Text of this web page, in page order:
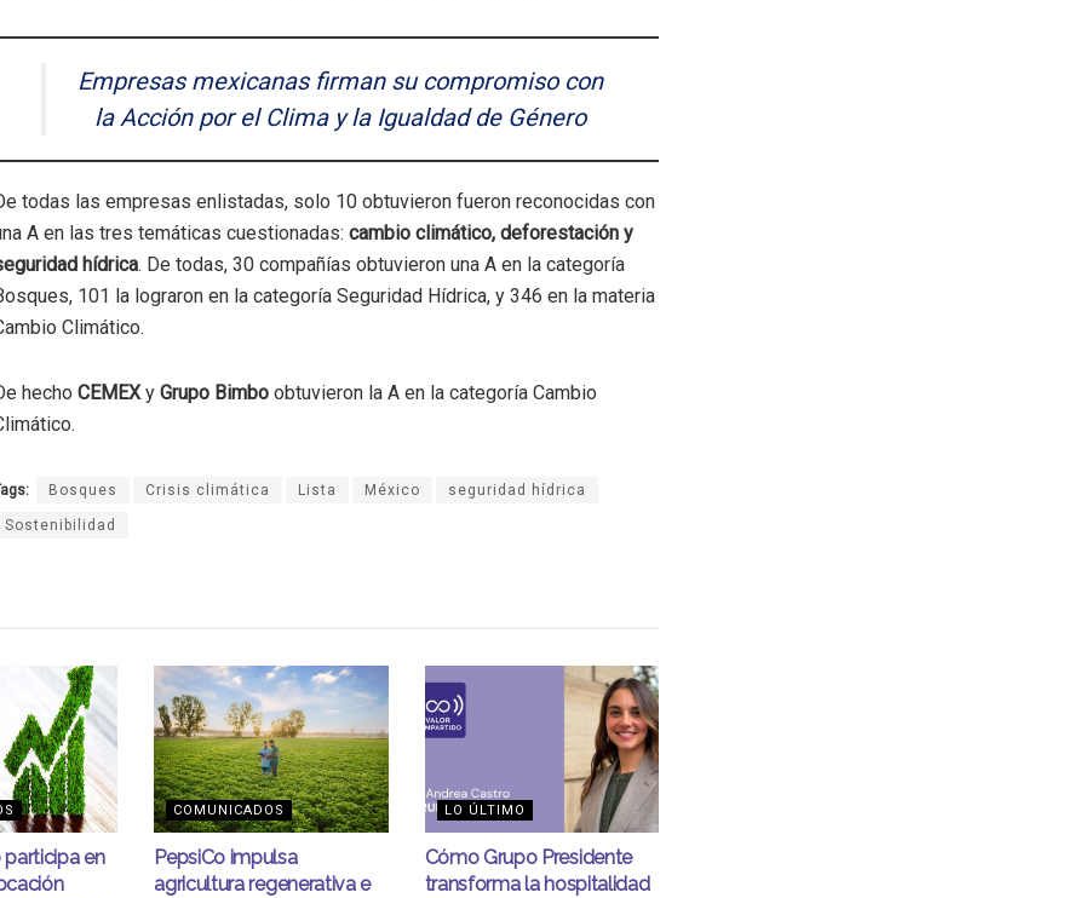
Empresas mexicanas firman su compromiso con
la Acción por el Clima y la Igualdad de Género
todas las empresas enlistadas, solo 10 obtuvieron fueron reconocidas con
A en las tres temáticas cuestionadas: cambio climático, deforestación y
hídrica. De todas, 30 compañías obtuvieron una A en la categoría
101 la lograron en la categoría Seguridad Hídrica, y 346 en la materia
Climático.
hecho CEMEXy Grupo Bimbo obtuvieron la A en la categoría Cambio
Bosques Crisis climática Lista México seguridad hídrica
Sostenibilidad
en
COMUNICADOS
PepsiCo impulsa
agricultura regenerativa e
LO ÚLTIMO
Cómo Grupo Presidente
transforma la hospitalidad